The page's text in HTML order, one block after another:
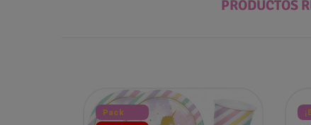
PRODUCTOS
Pack